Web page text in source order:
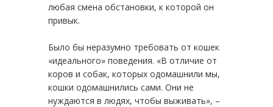
любая смена обстановки, к которой он
привык.
Было бы неразумно требовать от кошек
«идеального» поведения. «В отличие от
коров и собак, которых одомашнили мы,
кошки одомашнились сами. Они не
нуждаются в людях, чтобы выживать», –